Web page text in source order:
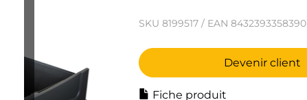
SKU 8199517 / EAN 8432393358390
Devenir client
Fiche produit